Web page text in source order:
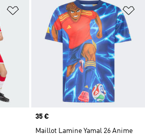
Ajouter à la Liste de produits
Prix
35 €
Maillot Lamine Yamal 26 Anime